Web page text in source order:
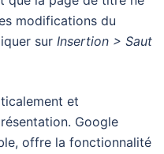
modifications du
sur Insertion > Saut
et
Google
offre la fonctionnalité